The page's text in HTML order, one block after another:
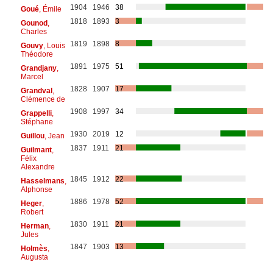
Goué, Émile 1904 1946
38
Gounod,
Charles
1818 1893 3
Gouvy, Louis
Théodore
1819 1898 8
Grandjany,
Marcel
1891 1975 51
Grandval,
Clémence de
1828 1907 17
Grappelli,
Stéphane
1908 1997 34
Guillou, Jean 1930 2019
12
Guilmant,
Félix
Alexandre
1837 1911 21
Hasselmans
Alphonse
1845 1912 22
Heger,
Robert
1886 1978 52
Herman,
Jules
1830 1911 21
Holmès
Augusta
1847 1903 13